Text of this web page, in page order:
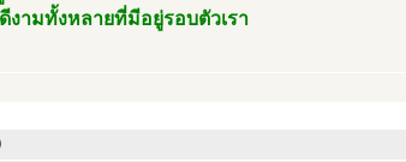
ามทั้งหลายที่มีอยู่รอบตัวเรา